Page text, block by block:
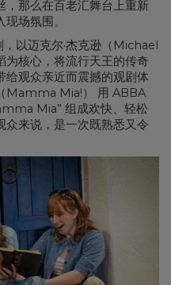
，那么在百老汇舞台上重新
场氛围。
以迈克尔·杰克逊（Michael
核心，将流行天王的传奇
给观众亲近而震撼的观剧体
（Mamma Mia!） 用 ABBA
Mia” 组成欢快、轻松
众来说，是一次既熟悉又令